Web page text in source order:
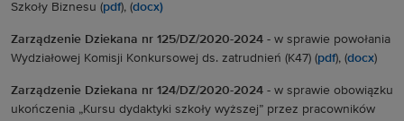
Szkoły Biznesu (pdf), (docx)
Zarządzenie Dziekana nr 125/DZ/2020-2024 - w sprawie powołania
Wydziałowej Komisji Konkursowej ds. zatrudnień (K47) (pdf), (docx)
Zarządzenie Dziekana nr 124/DZ/2020-2024 - w sprawie obowiązku
ukończenia „Kursu dydaktyki szkoły wyższej” przez pracowników